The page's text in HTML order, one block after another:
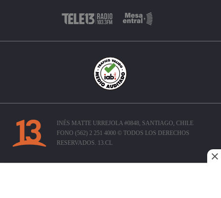
INÉS MATTE URREJOLA #0848, SANTIAGO, CHILE
FONO (562) 2 251 4000 © TODOS LOS DERECHOS
RESERVADOS. 13.CL